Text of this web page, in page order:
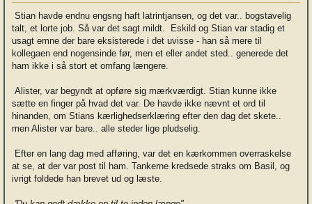
Stian havde endnu engsng haft latrintjansen, og det var.. bogstavelig
talt, et lorte job. Så var det sagt mildt. Eskild og Stian var stadig et
usagt emne der bare eksisterede i det uvisse - han så mere til
kollegaen end nogensinde før, men et eller andet sted.. generede det
ham ikke i så stort et omfang længere.
Alister, var begyndt at opføre sig mærkværdigt. Stian kunne ikke
sætte en finger på hvad det var. De havde ikke nævnt et ord til
hinanden, om Stians kærlighedserklæring efter den dag det skete..
men Alister var bare.. alle steder lige pludselig.
Efter en lang dag med afføring, var det en kærkommen overraskelse
at se, at der var post til ham. Tankerne kredsede straks om Basil, og
ivrigt foldede han brevet ud og læste.